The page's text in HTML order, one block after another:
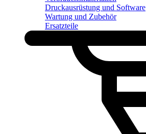
Druckausrüstung und Software
Wartung und Zubehör
Ersatzteile